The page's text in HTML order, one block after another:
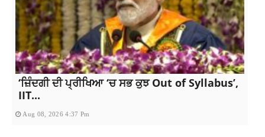
‘ਜ਼ਿੰਦਗੀ ਦੀ ਪ੍ਰੀਖਿਆ ‘ਚ ਸਭ ਕੁਝ Out of Syllabus’,
IIT...
Aug 08, 2026 4:37 Pm